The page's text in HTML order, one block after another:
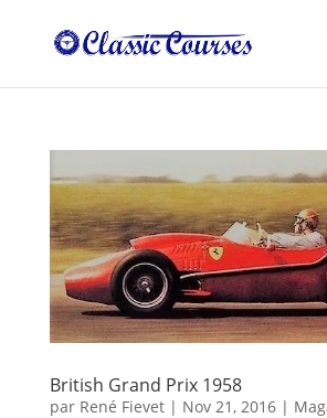
British Grand Prix 1958
par René Fievet| Nov 21, 2016|